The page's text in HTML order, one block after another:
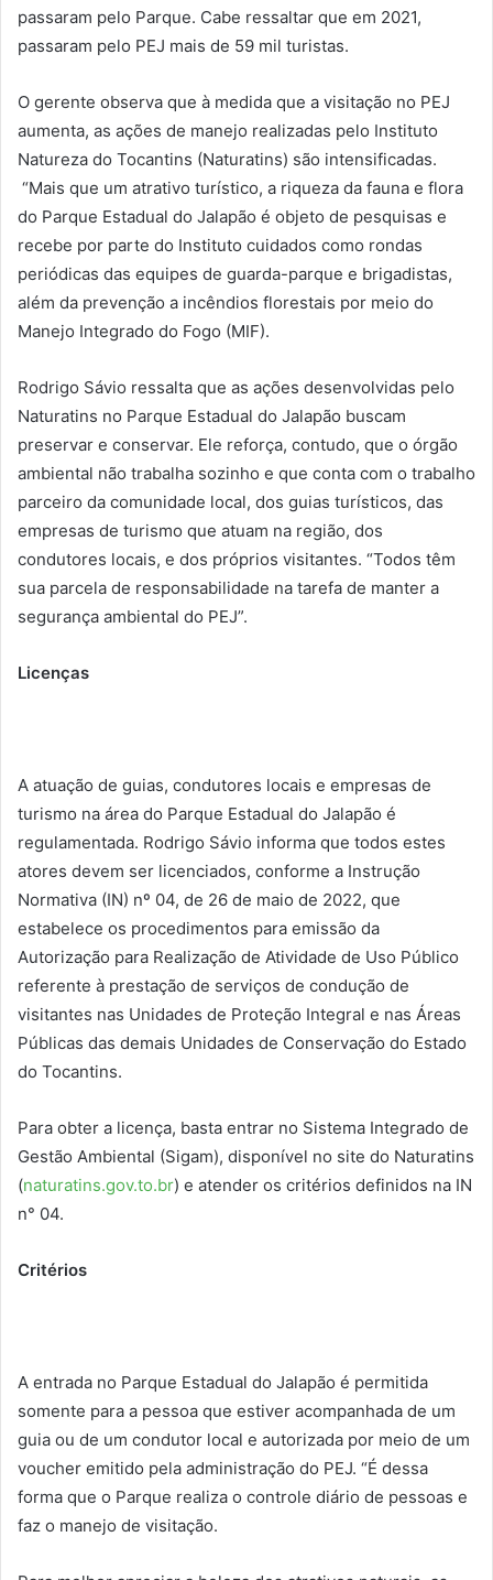
passaram pelo Parque. Cabe ressaltar que em 2021,
passaram pelo PEJ mais de 59 mil turistas.
O gerente observa que à medida que a visitação no PEJ
aumenta, as ações de manejo realizadas pelo Instituto
Natureza do Tocantins (Naturatins) são intensificadas.
“Mais que um atrativo turístico, a riqueza da fauna e flora
do Parque Estadual do Jalapão é objeto de pesquisas e
recebe por parte do Instituto cuidados como rondas
periódicas das equipes de guarda-parque e brigadistas,
além da prevenção a incêndios florestais por meio do
Manejo Integrado do Fogo (MIF).
Rodrigo Sávio ressalta que as ações desenvolvidas pelo
Naturatins no Parque Estadual do Jalapão buscam
preservar e conservar. Ele reforça, contudo, que o órgão
ambiental não trabalha sozinho e que conta com o trabalho
parceiro da comunidade local, dos guias turísticos, das
empresas de turismo que atuam na região, dos
condutores locais, e dos próprios visitantes. “Todos têm
sua parcela de responsabilidade na tarefa de manter a
segurança ambiental do PEJ”.
Licenças
A atuação de guias, condutores locais e empresas de
turismo na área do Parque Estadual do Jalapão é
regulamentada. Rodrigo Sávio informa que todos estes
atores devem ser licenciados, conforme a Instrução
Normativa (IN) nº 04, de 26 de maio de 2022, que
estabelece os procedimentos para emissão da
Autorização para Realização de Atividade de Uso Público
referente à prestação de serviços de condução de
visitantes nas Unidades de Proteção Integral e nas Áreas
Públicas das demais Unidades de Conservação do Estado
do Tocantins.
Para obter a licença, basta entrar no Sistema Integrado de
Gestão Ambiental (Sigam), disponível no site do Naturatins
(naturatins.gov.to.br) e atender os critérios definidos na IN
n° 04.
Critérios
A entrada no Parque Estadual do Jalapão é permitida
somente para a pessoa que estiver acompanhada de um
guia ou de um condutor local e autorizada por meio de um
voucher emitido pela administração do PEJ. “É dessa
forma que o Parque realiza o controle diário de pessoas e
faz o manejo de visitação.